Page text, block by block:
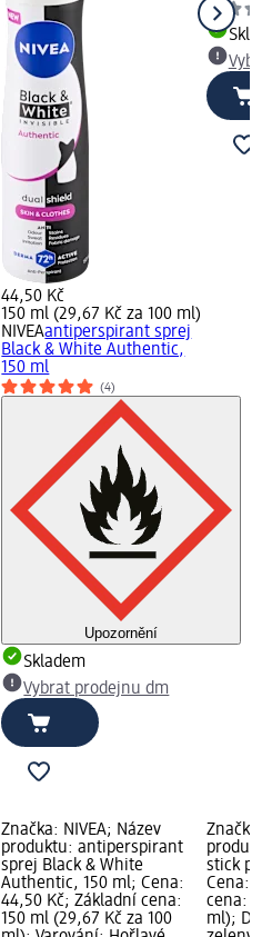
44,50 Kč
150 ml (29,67 Kč za 100 ml)
NIVEAantiperspirant sprej
Black & White Authentic,
150 ml
(4)
Upozornění
Skladem
Vybrat prodejnu dm
Značka: NIVEA; Název
produktu: antiperspirant
sprej Black & White
Authentic, 150 ml; Cena:
44,50 Kč; Základní cena:
150 ml (29,67 Kč za 100
Značka:
stick
Cena:
cena:
ml);